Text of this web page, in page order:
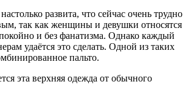
развита, что сейчас очень трудно
так как женщины и девушки относятся
и без фанатизма. Однако каждый
удаётся это сделать. Одной из таких
пальто.
эта верхняя одежда от обычного